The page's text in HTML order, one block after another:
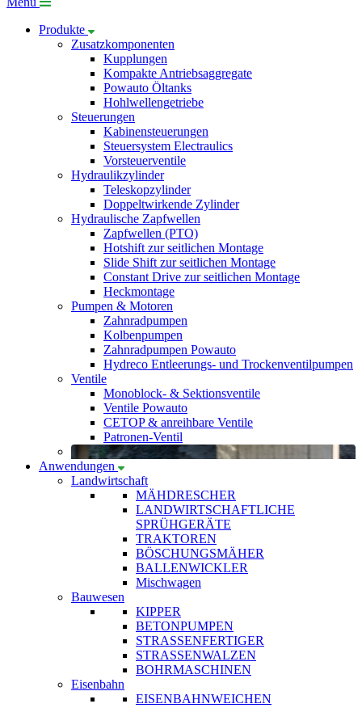
Produkte
Zusatzkomponenten
Kupplungen
Kompakte Antriebsaggregate
Powauto Öltanks
Hohlwellengetriebe
Steuerungen
Kabinensteuerungen
Steuersystem Electraulics
Vorsteuerventile
Hydraulikzylinder
Teleskopzylinder
Doppeltwirkende Zylinder
Hydraulische Zapfwellen
Zapfwellen (PTO)
Hotshift zur seitlichen Montage
Slide Shift zur seitlichen Montage
Constant Drive zur seitlichen Montage
Heckmontage
Pumpen & Motoren
Zahnradpumpen
Kolbenpumpen
Zahnradpumpen Powauto
Hydreco Entleerungs- und Trockenventilpumpen
Ventile
Monoblock- & Sektionsventile
Ventile Powauto
CETOP & anreihbare Ventile
Patronen-Ventil
Anwendungen
Landwirtschaft
MÄHDRESCHER
LANDWIRTSCHAFTLICHE
SPRÜHGERÄTE
TRAKTOREN
BÖSCHUNGSMÄHER
BALLENWICKLER
Mischwagen
Bauwesen
KIPPER
BETONPUMPEN
STRASSENFERTIGER
STRASSENWALZEN
BOHRMASCHINEN
Eisenbahn
EISENBAHNWEICHEN